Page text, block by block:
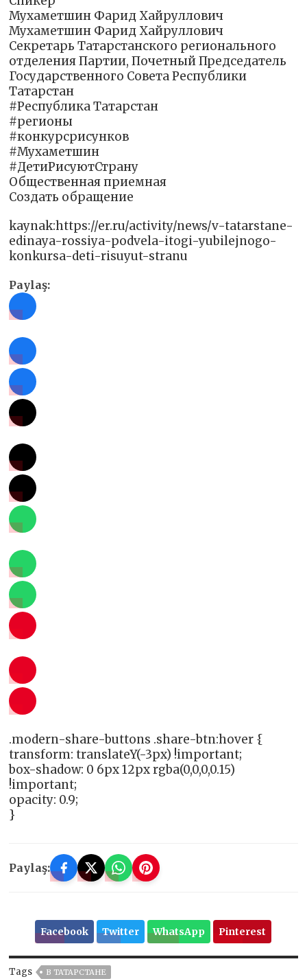
Мухаметшин Фарид Хайруллович
Мухаметшин Фарид Хайруллович
Секретарь Татарстанского регионального
отделения Партии, Почетный Председатель
Государственного Совета Республики
Татарстан
#Республика Татарстан
#регионы
#конкурсрисунков
#Мухаметшин
#ДетиРисуютСтрану
Общественная приемная
Создать обращение
kaynak:https://er.ru/activity/news/v-tatarstane-
edinaya-rossiya-podvela-itogi-yubilejnogo-
konkursa-deti-risuyut-stranu
Paylaş:
.modern-share-buttons .share-btn:hover {
transform: translateY(-3px) !important;
box-shadow: 0 6px 12px rgba(0,0,0,0.15)
!important;
opacity: 0.9;
}
Paylaş:
Facebook Twitter WhatsApp Pinterest
Tags
В ТАТАРСТАНЕ